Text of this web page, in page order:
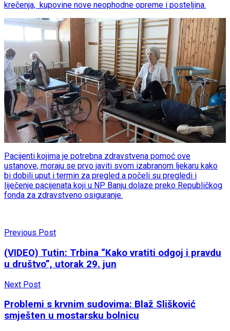
krečenja, kupovine nove neophodne opreme i posteljina.
Pacijenti kojima je potrebna zdravstvena pomoć ove
ustanove, moraju se prvo javiti svom izabranom ljekaru kako
bi dobili uput i termin za pregled a počeli su pregledi i
liječenje pacijenata koji u NP Banju dolaze preko Republičkog
fonda za zdravstveno osiguranje.
Previous Post
(VIDEO) Tutin: Trbina “Kako vratiti odgoj i pravdu
u društvo”, utorak 29. jun
Next Post
Problemi s krvnim sudovima: Blaž Slišković
smješten u mostarsku bolnicu